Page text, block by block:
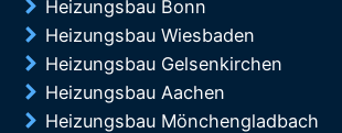
Heizungsbau Bonn
Heizungsbau Wiesbaden
Heizungsbau Gelsenkirchen
Heizungsbau Aachen
Heizungsbau Mönchengladbach